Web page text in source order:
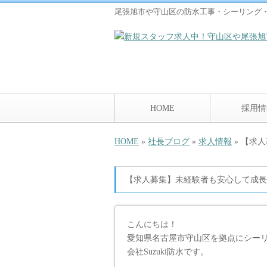
尾張旭市や守山区の防水工事・シーリング
HOME 採用
HOME » 社長ブログ » 求人情報 » 【求
【求人募集】未経験者も安心して成
こんにちは！
愛知県名古屋市守山区を拠点にシー
会社Suzuki防水です。